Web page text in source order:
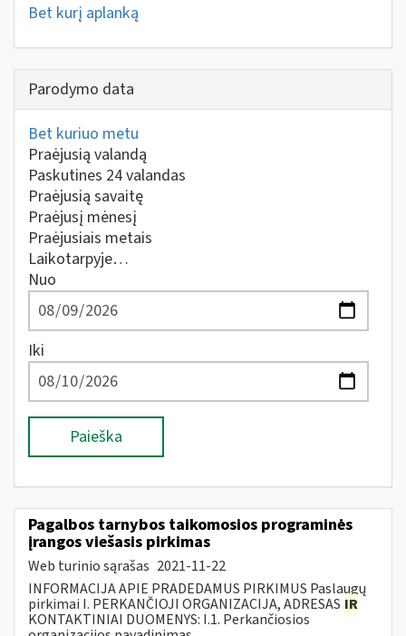
Bet kurį aplanką
Parodymo data
Bet kuriuo metu
Praėjusią valandą
Paskutines 24 valandas
Praėjusią savaitę
Praėjusį mėnesį
Praėjusiais metais
Laikotarpyje…
Nuo
Iki
Paieška
Pagalbos tarnybos taikomosios programinės
įrangos viešasis pirkimas
Web turinio sąrašas 2021-11-22
INFORMACIJA APIE PRADEDAMUS PIRKIMUS Paslaugų
pirkimai I. PERKANČIOJI ORGANIZACIJA, ADRESAS IR
KONTAKTINIAI DUOMENYS: I.1. Perkančiosios